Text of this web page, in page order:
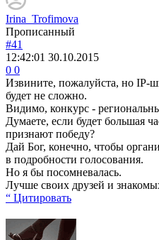
Irina_Trofimova
Прописанный
#41
12:42:01 30.10.2015
0 0
Извините, пожалуйста, но IP-
будет не сложно.
Видимо, конкурс -
Думаете, если будет большая
признают победу?
Дай Бог, конечно, чтобы
в подробности голосования.
Но я бы посомневалась.
Лучше своих друзей и
“ Цитировать